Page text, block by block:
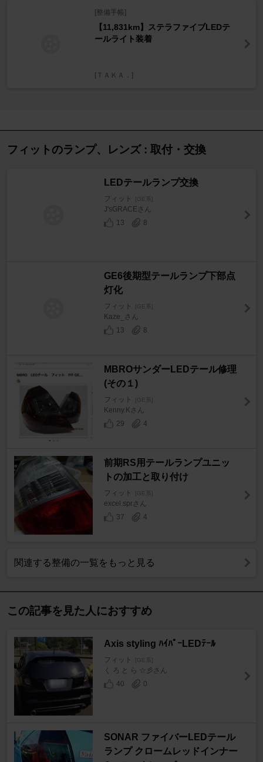
[整備手帳]
【11,831km】ステラファイブLEDテ
ールライト装着
[ＴＡＫＡ．]
フィットのランプ、レンズ : 取付・交換
LEDテールランプ交換
フィット [GE系]
J'sGRACEさん
13
8
GE6後期型テールランプ下部点
灯化
フィット [GE系]
Kaze_さん
13
8
MBROサンダーLEDテール修理
(その１)
フィット [GE系]
Kenny.Kさん
29
4
前期RS用テールランプユニッ
トの加工と取り付け
フィット [GE系]
excel.sprさん
37
4
関連する整備の一覧をもっと見る
この記事を見た人におすすめ
Axis styling ﾊｲﾊﾟｰLEDﾃｰﾙ
フィット [GE系]
く ろ と ら ☆彡さん
40
0
SONAR ファイバーLEDテール
ランプ クロームレッドインナー